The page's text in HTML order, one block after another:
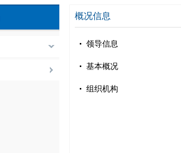
概况信息
领导信息
基本概况
组织机构